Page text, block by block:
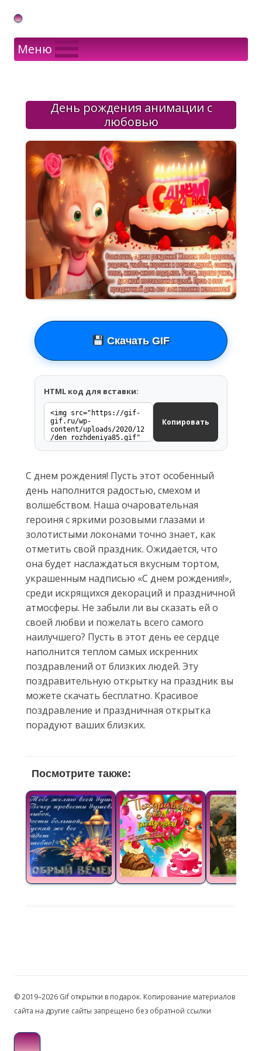
Gif Открытки в подарок
Меню
День рождения анимации с
любовью
Скачать GIF
HTML код для вставки:
Копировать
С днем рождения! Пусть этот особенный
день наполнится радостью, смехом и
волшебством. Наша очаровательная
героиня с яркими розовыми глазами и
золотистыми локонами точно знает, как
отметить свой праздник. Ожидается, что
она будет наслаждаться вкусным тортом,
украшенным надписью «С днем рождения!»,
среди искрящихся декораций и праздничной
атмосферы. Не забыли ли вы сказать ей о
своей любви и пожелать всего самого
наилучшего? Пусть в этот день ее сердце
наполнится теплом самых искренних
поздравлений от близких людей. Эту
поздравительную открытку на праздник вы
можете скачать бесплатно. Красивое
поздравление и праздничная открытка
порадуют ваших близких.
Посмотрите также:
© 2019–2026 Gif открытки в подарок. Копирование материалов
сайта на другие сайты запрещено без обратной ссылки